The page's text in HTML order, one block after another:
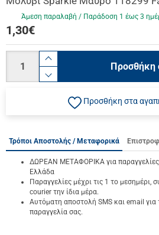
Άμεση παραλαβή / Παράδoση 1 έως 3
1,30€
Προσθήκη
Προσθήκη στα
Τρόποι Αποστολής / Μεταφορικά
ΔΩΡΕΑΝ ΜΕΤΑΦΟΡΙΚΑ για
Ελλάδα
Παραγγελίες μέχρι τις 1 το μεσημέρι,
courier την ίδια μέρα.
Αυτόματη αποστολή SMS και email
παραγγελία σας.